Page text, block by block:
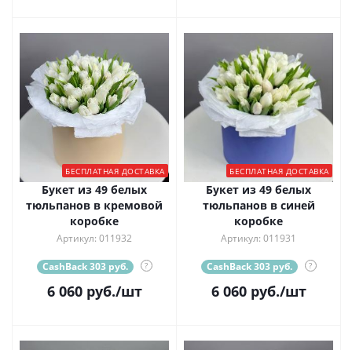
БЕСПЛАТНАЯ ДОСТАВКА
Букет из 49 белых
тюльпанов в кремовой
коробке
Артикул: 011932
CashBack 303 руб. ?
6 060руб./шт
БЕСПЛАТНАЯ ДОСТАВКА
Букет из 49 белых
тюльпанов в синей
коробке
Артикул: 011931
CashBack 303 руб. ?
6 060руб./шт